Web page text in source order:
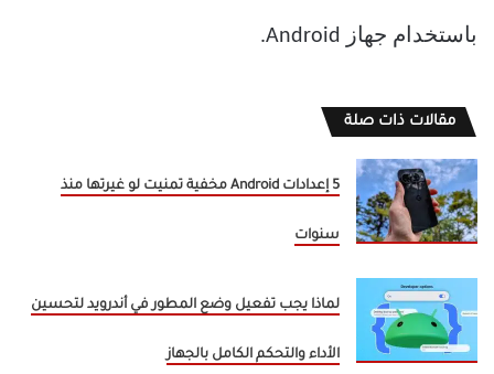
باستخدام جهاز Android.
مقالات ذات صلة
5 إعدادات Android مخفية تمنيت لو غيرتها منذ
سنوات
لماذا يجب تفعيل وضع المطور في أندرويد لتحسين
الأداء والتحكم الكامل بالجهاز